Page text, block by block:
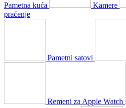
Pametna kuća Kamere
praćenje
Pametni satovi
Remeni za Apple Watch